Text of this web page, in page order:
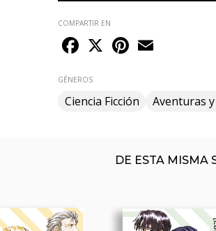
COMPARTIR EN
Facebook
X Pinterest
GÉNEROS
Ciencia Ficción Aventuras
DE ESTA MISMA